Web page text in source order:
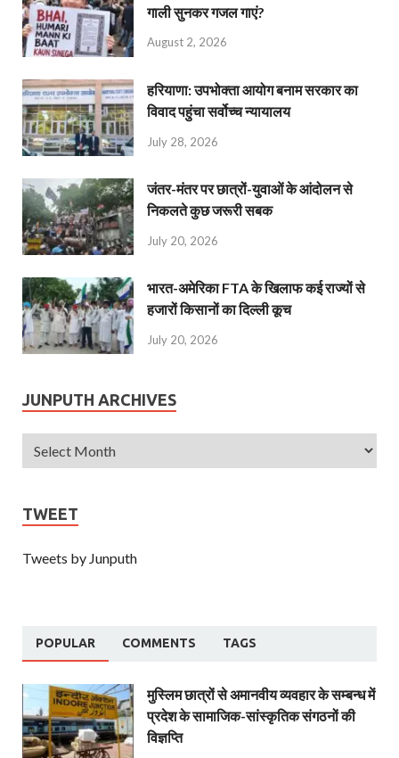
गाली सुनकर गजल गाएं?
August 2, 2026
हरियाणा: उपभोक्ता आयोग बनाम सरकार का
विवाद पहुंचा सर्वोच्च न्यायालय
July 28, 2026
जंतर-मंतर पर छात्रों-युवाओं के आंदोलन से
निकलते कुछ जरूरी सबक
July 20, 2026
भारत-अमेरिका FTA के खिलाफ कई राज्यों से
हजारों किसानों का दिल्ली कूच
July 20, 2026
JUNPUTH ARCHIVES
TWEET
Tweets by Junputh
POPULAR COMMENTS TAGS
मुस्लिम छात्रों से अमानवीय व्यवहार के सम्बन्ध में
प्रदेश के सामाजिक-सांस्कृतिक संगठनों की
विज्ञप्ति